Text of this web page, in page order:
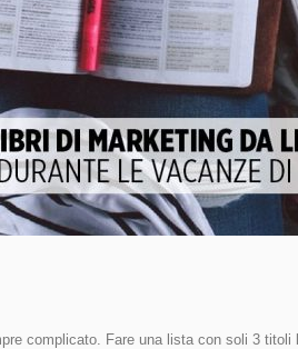
complicato. Fare una lista con soli 3 titoli